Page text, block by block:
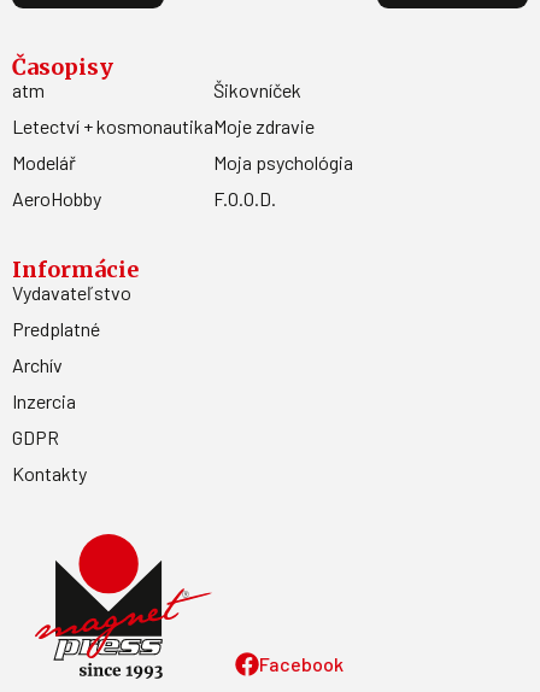
Facebook
Časopisy
atm
Letectví + kosmonautika
Modelář
AeroHobby
Šikovníček
Moje zdravie
Moja psychológia
F.O.O.D.
Informácie
Vydavateľstvo
Predplatné
Archív
Inzercia
GDPR
Kontakty